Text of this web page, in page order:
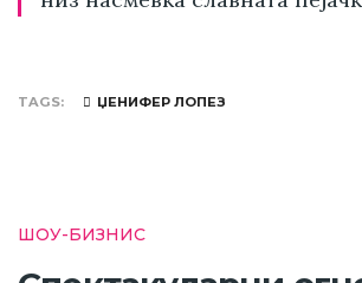
TAGS ЏЕНИФЕР ЛОПЕЗ
ШОУ-БИЗНИС